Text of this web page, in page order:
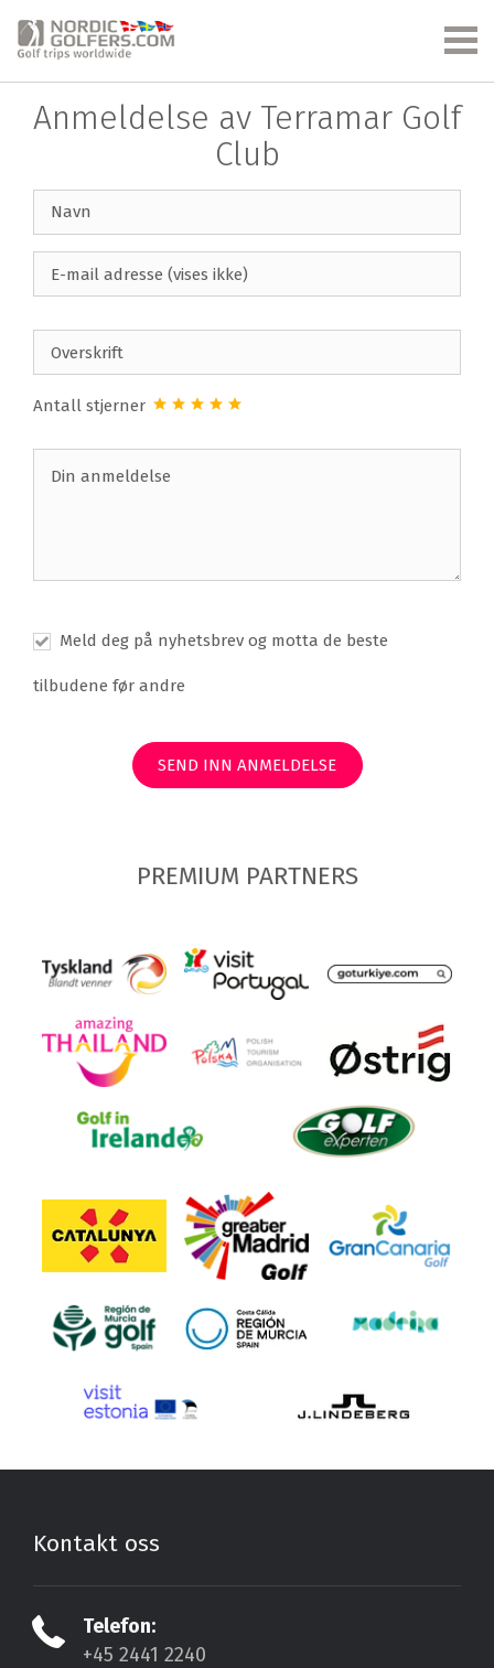
Anmeldelse av Terramar Golf
Club
Antall stjerner
Meld deg på nyhetsbrev og motta de beste
tilbudene før andre
SEND INN ANMELDELSE
PREMIUM PARTNERS
Kontakt oss
Telefon:
+45 2441 2240